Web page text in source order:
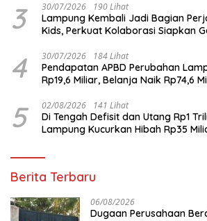
3 30/07/2026 190 Lihat
Lampung Kembali Jadi Bagian
Kids, Perkuat Kolaborasi Siapkan
4 30/07/2026 184 Lihat
Pendapatan APBD Perubahan
Rp19,6 Miliar, Belanja Naik Rp74,6
5 02/08/2026 141 Lihat
Di Tengah Defisit dan Utang Rp1
Lampung Kucurkan Hibah Rp35
Berita Terbaru
06/08/2026
Dugaan Perusahaan